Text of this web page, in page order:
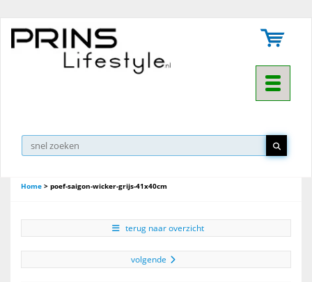
Toggle
Home > poef-saigon-wicker-grijs-41x40cm
terug naar overzicht
volgende